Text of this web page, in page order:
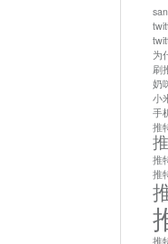
为
刷
奶
小
手
推
推
推
推